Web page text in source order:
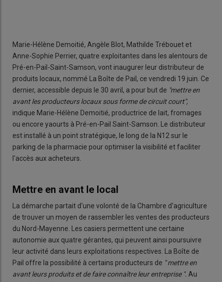
Marie-Hélène Demoitié, Angèle Blot, Mathilde Trébouet et
Anne-Sophie Perrier, quatre exploitantes dans les alentours de
Pré-en-Pail-Saint-Samson, vont inaugurer leur distributeur de
produits locaux, nommé La Boîte de Pail, ce vendredi 19 juin. Ce
dernier, accessible depuis le 30 avril, a pour but de "mettre en
avant les producteurs locaux sous forme de circuit court",
indique Marie-Hélène Demoitié, productrice de lait, fromages
ou encore yaourts à Pré-en-Pail Saint-Samson. Le distributeur
est installé à un point stratégique, le long de la N12 sur le
parking de la pharmacie pour optimiser la visibilité et faciliter
l'accès aux acheteurs.
Mettre en avant le local
La démarche partait d'une volonté de la Chambre d'agriculture
de trouver un moyen de rassembler les ventes des producteurs
du Nord-Mayenne. Les casiers permettent une certaine
autonomie aux quatre gérantes, qui peuvent ainsi poursuivre
leur activité dans leurs exploitations respectives. La Boîte de
Pail offre la possibilité à certains producteurs de " mettre en
avant leurs produits et de faire connaître leur entreprise ". Au